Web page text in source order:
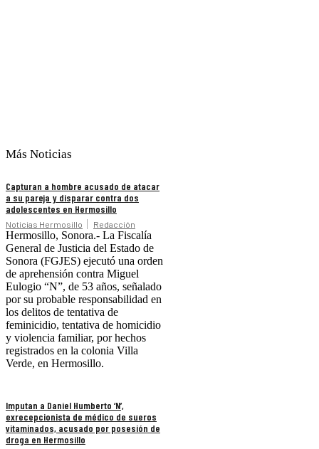
Más Noticias
Capturan a hombre acusado de atacar
a su pareja y disparar contra dos
adolescentes en Hermosillo
Noticias Hermosillo Redacción
Hermosillo, Sonora.- La Fiscalía
General de Justicia del Estado de
Sonora (FGJES) ejecutó una orden
de aprehensión contra Miguel
Eulogio “N”, de 53 años, señalado
por su probable responsabilidad en
los delitos de tentativa de
feminicidio, tentativa de homicidio
y violencia familiar, por hechos
registrados en la colonia Villa
Verde, en Hermosillo.
Imputan a Daniel Humberto ‘N’,
exrecepcionista de médico de sueros
vitaminados, acusado por posesión de
droga en Hermosillo